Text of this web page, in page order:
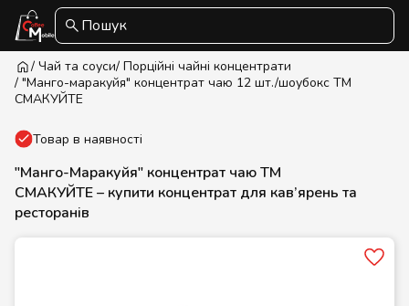
Пошук
/ Чай та соуси/ Порційні чайні концентрати
/ "Манго-маракуйя" концентрат чаю 12 шт./шоубокс ТМ
СМАКУЙТЕ
Товар в наявності
"Манго-Маракуйя" концентрат чаю ТМ
СМАКУЙТЕ – купити концентрат для кав’ярень та
ресторанів